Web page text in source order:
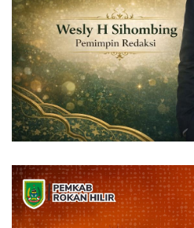
Olahraga
Hukum
Nasional
Otomotif
Umum
Gallery